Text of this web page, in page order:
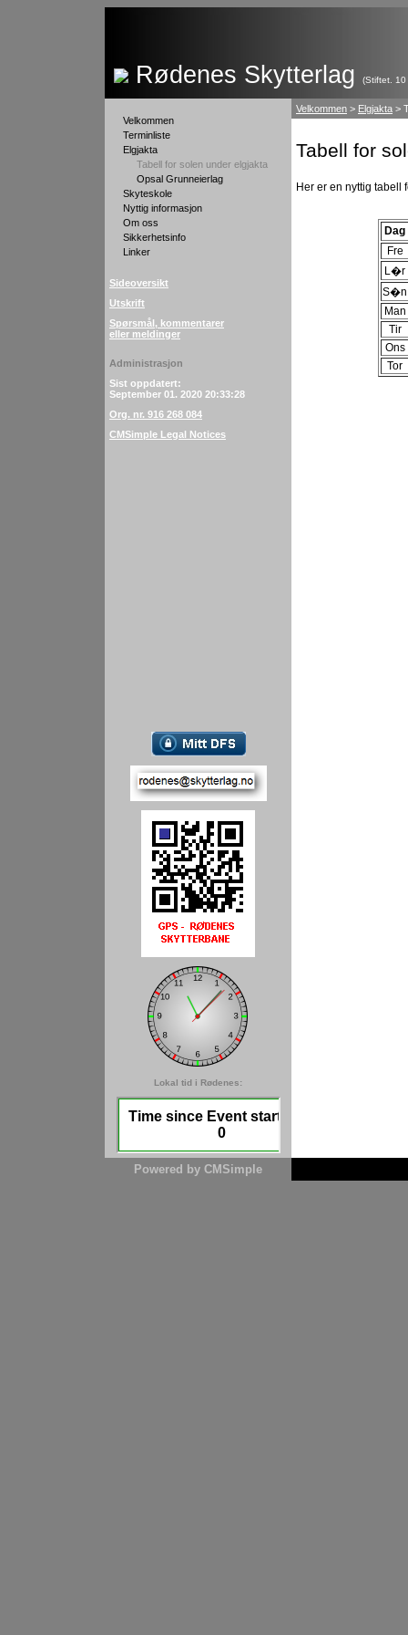
Rødenes Skytterlag (Stiftet.
Velkommen
Terminliste
Elgjakta
Tabell for solen under elgjakta
Opsal Grunneierlag
Skyteskole
Nyttig informasjon
Om oss
Sikkerhetsinfo
Linker
Sideoversikt
Utskrift
Spørsmål, kommentarer
eller meldinger
Administrasjon
Sist oppdatert:
September 01. 2020 20:33:28
Org. nr. 916 268 084
CMSimple Legal Notices
Lokal tid i Rødenes:
Velkommen > Elgjakta >
Tabell for
Her er en nyttig tabell
Dag
Fre
L�r
S�n
Man
Tir
Ons
Tor
Powered by CMSimple